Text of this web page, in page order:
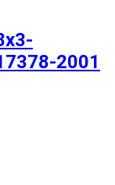
2001